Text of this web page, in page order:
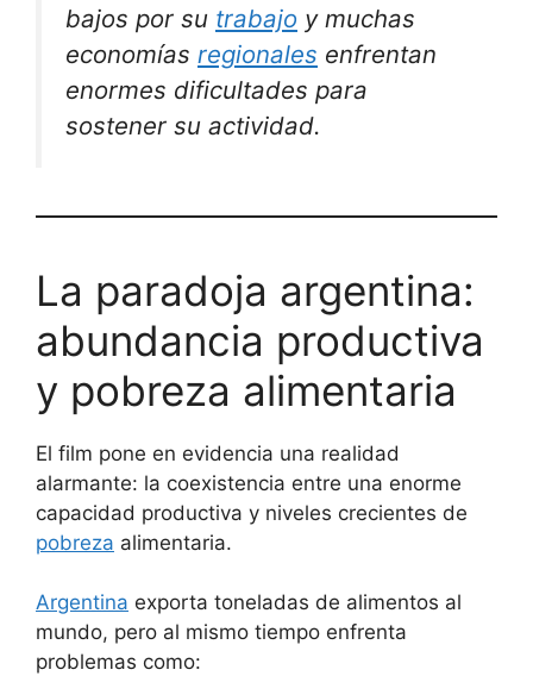
bajos por su trabajo y muchas
economías regionales enfrentan
enormes dificultades para
sostener su actividad.
La paradoja argentina:
abundancia productiva
y pobreza alimentaria
El film pone en evidencia una realidad
alarmante: la coexistencia entre una enorme
capacidad productiva y niveles crecientes de
pobreza alimentaria.
Argentina exporta toneladas de alimentos al
mundo, pero al mismo tiempo enfrenta
problemas como: